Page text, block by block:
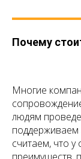
Почему
Многие
людям
поддерживаем
считаем, что